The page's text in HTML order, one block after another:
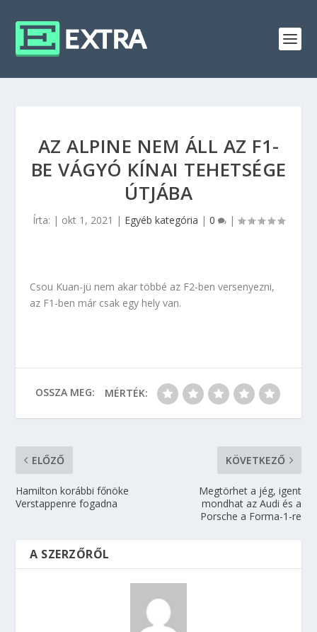
AZ ALPINE NEM ÁLL AZ F1-
BE VÁGYÓ KÍNAI TEHETSÉGE
ÚTJÁBA
Írta: | okt 1, 2021 | Egyéb kategória | 0 |
Csou Kuan-jü nem akar többé az F2-ben versenyezni,
az F1-ben már csak egy hely van.
OSSZA MEG: MÉRTÉK:
ELŐZŐ
Hamilton korábbi főnöke
Verstappenre fogadna
KÖVETKEZŐ
Megtörhet a jég, igent
mondhat az Audi és a
Porsche a Forma-1-re
A SZERZŐRŐL